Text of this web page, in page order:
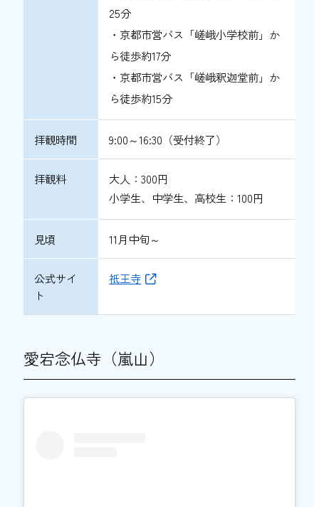
25分
・京都市営バス「嵯峨小学校前」か
ら徒歩約17分
・京都市営バス「嵯峨釈迦堂前」か
ら徒歩約15分
拝観時間 9:00～16:30（受付終了）
拝観料
大人：300円
小学生、中学生、高校生：100円
見頃 11月中旬～
公式サイ
ト
祇王寺
愛宕念仏寺（嵐山）